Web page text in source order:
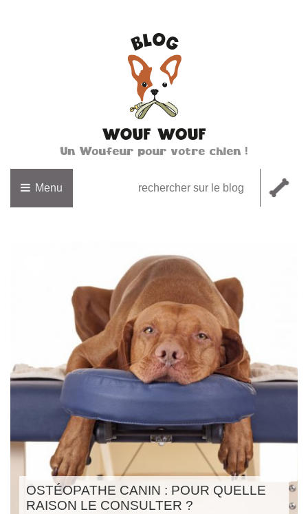
Un Woufeur pour votre chien !
Menu
OSTÉOPATHE CANIN : POUR QUELLE
RAISON LE CONSULTER ?